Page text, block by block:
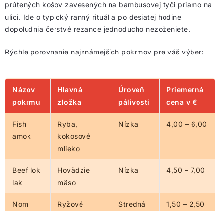
prútených košov zavesených na bambusovej tyči priamo na
ulici. Ide o typický ranný rituál a po desiatej hodine
dopoludnia čerstvé rezance jednoducho nezoženiete.
Rýchle porovnanie najznámejších pokrmov pre váš výber:
Názov
pokrmu
Hlavná
zložka
Úroveň
pálivosti
Priemerná
cena v €
Fish
amok
Ryba,
kokosové
mlieko
Nízka 4,00 – 6,00
Beef lok
lak
Hovädzie
mäso
Nízka 4,50 – 7,00
Nom
Ryžové
Stredná 1,50 – 2,50